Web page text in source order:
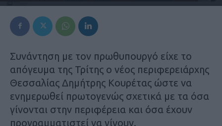
Συνάντηση με τον πρωθυπουργό είχε το
απόγευμα της Τρίτης ο νέος περιφερειάρχης
Θεσσαλίας Δημήτρης Κουρέτας ώστε να
ενημερωθεί πρωτογενώς σχετικά με τα όσα
γίνονται στην περιφέρεια και όσα έχουν
προγραμματιστεί να γίνουν.